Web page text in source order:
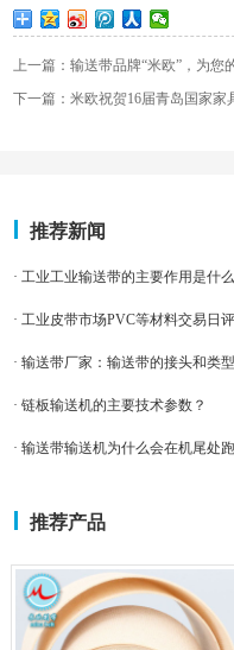
上一篇：输送带品牌“米欧”，为您
下一篇：米欧祝贺16届青岛国家家
推荐新闻
· 工业工业输送带的主要作用是什么
· 链板输送机的主要技术参数？
· 输送带输送机为什么会在机尾处
推荐产品